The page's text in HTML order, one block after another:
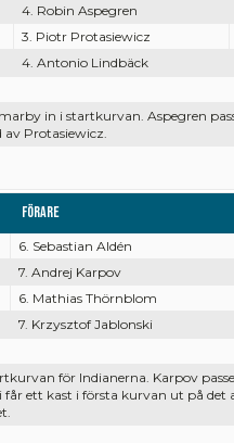
4. Robin Aspegren
3. Piotr Protasiewicz
4. Antonio Lindbäck
in i startkurvan. Aspegren
av Protasiewicz.
Förare
6. Sebastian Aldén
7. Andrej Karpov
6. Mathias Thörnblom
7. Krzysztof Jablonski
för Indianerna. Karpov
får ett kast i första kurvan ut på